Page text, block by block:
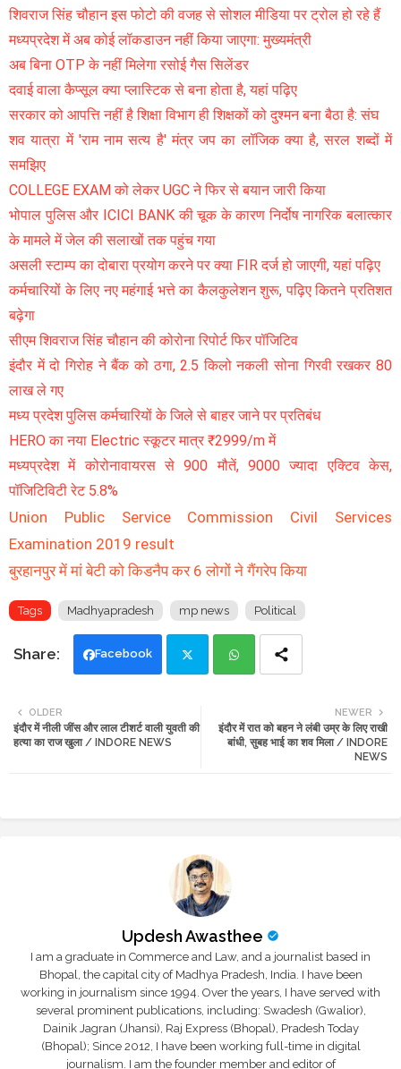
शिवराज सिंह चौहान इस फोटो की वजह से सोशल मीडिया पर ट्रोल हो रहे हैं
मध्यप्रदेश में अब कोई लॉकडाउन नहीं किया जाएगा: मुख्यमंत्री
अब बिना OTP के नहीं मिलेगा रसोई गैस सिलेंडर
दवाई वाला कैप्सूल क्या प्लास्टिक से बना होता है, यहां पढ़िए
सरकार को आपत्ति नहीं है शिक्षा विभाग ही शिक्षकों को दुश्मन बना बैठा है: संघ
शव यात्रा में 'राम नाम सत्य है' मंत्र जप का लॉजिक क्या है, सरल शब्दों में
समझिए
COLLEGE EXAM को लेकर UGC ने फिर से बयान जारी किया
भोपाल पुलिस और ICICI BANK की चूक के कारण निर्दोष नागरिक बलात्कार
के मामले में जेल की सलाखों तक पहुंच गया
असली स्टाम्प का दोबारा प्रयोग करने पर क्या FIR दर्ज हो जाएगी, यहां पढ़िए
कर्मचारियों के लिए नए महंगाई भत्ते का कैलकुलेशन शुरू, पढ़िए कितने प्रतिशत
बढ़ेगा
सीएम शिवराज सिंह चौहान की कोरोना रिपोर्ट फिर पॉजिटिव
इंदौर में दो गिरोह ने बैंक को ठगा, 2.5 किलो नकली सोना गिरवी रखकर 80
लाख ले गए
मध्य प्रदेश पुलिस कर्मचारियों के जिले से बाहर जाने पर प्रतिबंध
HERO का नया Electric स्कूटर मात्र ₹2999/m में
मध्यप्रदेश में कोरोनावायरस से 900 मौतें, 9000 ज्यादा एक्टिव केस,
पॉजिटिविटी रेट 5.8%
Union Public Service Commission Civil Services
Examination 2019 result
बुरहानपुर में मां बेटी को किडनैप कर 6 लोगों ने गैंगरेप किया
Tags Madhyapradesh mp news Political
Facebook
tte ats
NEWER
इंदौर में रात को बहन ने लंबी उम्र के लिए राखी
बांधी, सुबह भाई का शव मिला / INDORE
NEWS
OLDER
इंदौर में नीली जींस और लाल टीशर्ट वाली युवती की
हत्या का राज खुला / INDORE NEWS
Updesh Awasthee
I am a graduate in Commerce and Law, and a journalist based in
Bhopal, the capital city of Madhya Pradesh, India. I have been
working in journalism since 1994. Over the years, I have served with
several prominent publications, including: Swadesh (Gwalior),
Dainik Jagran (Jhansi), Raj Express (Bhopal), Pradesh Today
(Bhopal); Since 2012, I have been working full-time in digital
journalism. I am the founder member and editor of